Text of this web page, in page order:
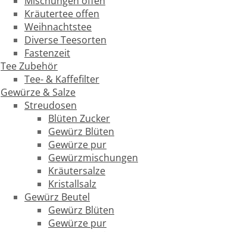
Kräutertee offen
Weihnachtstee
Diverse Teesorten
Fastenzeit
Tee Zubehör
Tee- & Kaffefilter
Gewürze & Salze
Streudosen
Blüten Zucker
Gewürz Blüten
Gewürze pur
Gewürzmischungen
Kräutersalze
Kristallsalz
Gewürz Beutel
Gewürz Blüten
Gewürze pur